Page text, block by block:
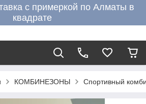
с примеркой по Алматы в
квадрате
КОМБИНЕЗОНЫ Спортивный